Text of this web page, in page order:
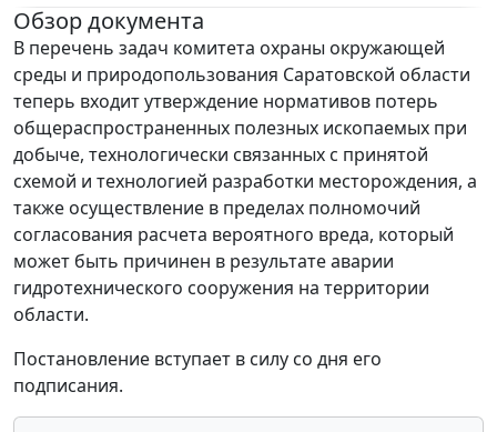
Обзор документа
В перечень задач комитета охраны окружающей
среды и природопользования Саратовской области
теперь входит утверждение нормативов потерь
общераспространенных полезных ископаемых при
добыче, технологически связанных с принятой
схемой и технологией разработки месторождения, а
также осуществление в пределах полномочий
согласования расчета вероятного вреда, который
может быть причинен в результате аварии
гидротехнического сооружения на территории
области.
Постановление вступает в силу со дня его
подписания.